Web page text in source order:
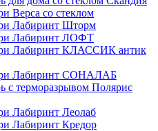
Верса со стеклом
Лабиринт Шторм
Лабиринт ЛОФТ
Лабиринт КЛАССИК антик
Лабиринт СОНАЛАБ
с терморазрывом Полярис
Лабиринт Леолаб
Лабиринт Кредор